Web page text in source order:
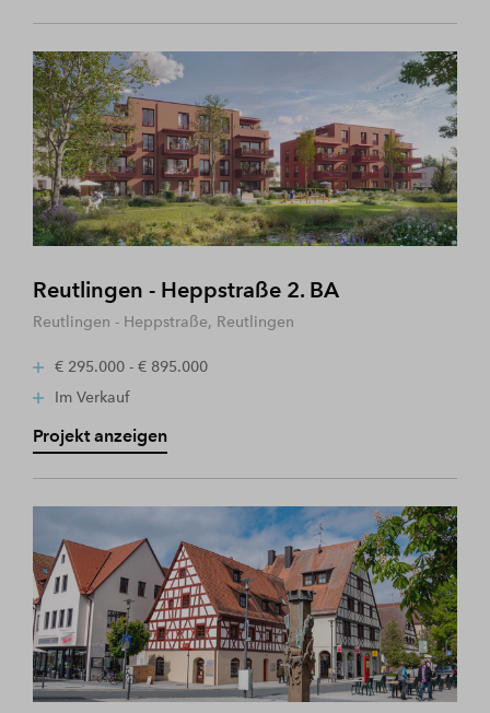
Reutlingen - Heppstraße 2. BA
Reutlingen - Heppstraße, Reutlingen
€ 295.000 - € 895.000
Im Verkauf
Projekt anzeigen